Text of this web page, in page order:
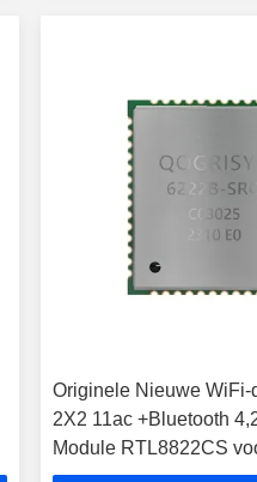
Originele Nieuwe WiFi-
2X2 11ac +Bluetooth
Module RTL8822CS